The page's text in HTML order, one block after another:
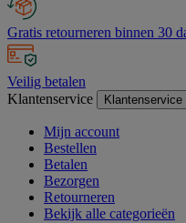
Gratis retourneren binnen 30
Veilig betalen
Klantenservice
Klantenservice
Mijn account
Bestellen
Betalen
Bezorgen
Retourneren
Bekijk alle categorieën